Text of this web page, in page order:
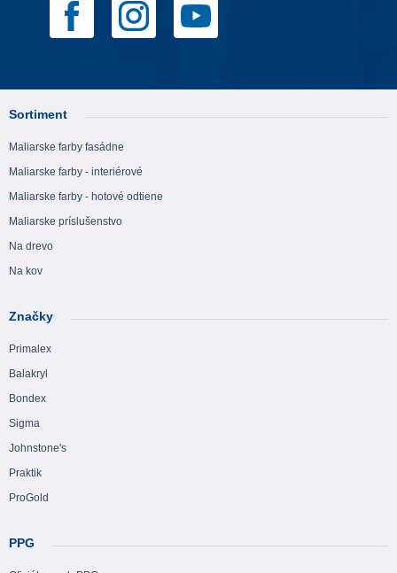
Sortiment
Maliarske farby fasádne
Maliarske farby - interiérové
Maliarske farby - hotové odtiene
Maliarske príslušenstvo
Na drevo
Na kov
Značky
Primalex
Balakryl
Bondex
Sigma
Johnstone's
Praktik
ProGold
PPG